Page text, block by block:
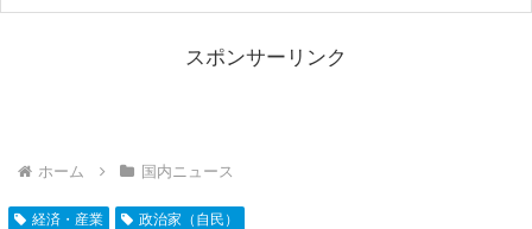
スポンサーリンク
ホーム 国内ニュース
経済・産業 政治家（自民）